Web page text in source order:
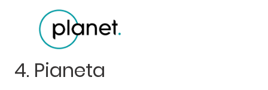
4. Pianeta